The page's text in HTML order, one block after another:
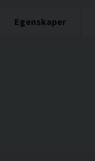
Egenskaper